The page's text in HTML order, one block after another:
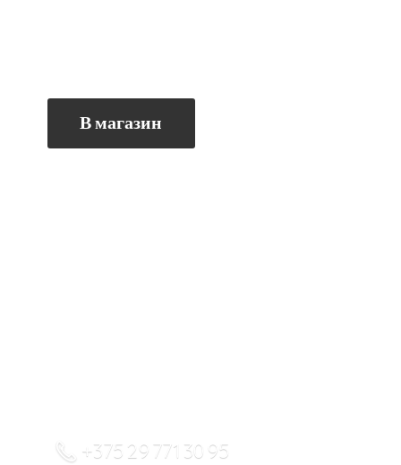
В магазин
+375 29 771 30 95